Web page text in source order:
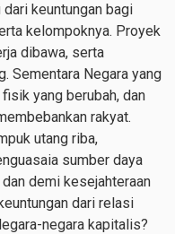
keuntungan bagi
kelompoknya. Proyek
dibawa, serta
Sementara Negara yang
yang berubah, dan
rakyat.
utang riba,
sumber daya
demi kesejahteraan
dari relasi
negara kapitalis?